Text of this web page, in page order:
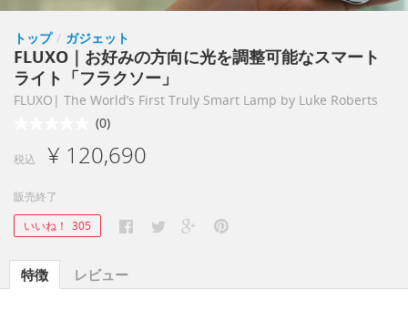
トップ / ガジェット
FLUXO｜お好みの方向に光を調整可能なスマート
ライト「フラクソー」
FLUXO| The World’s First Truly Smart Lamp by Luke Roberts
(0)
税込 ¥ 120,690
販売終了
いいね！ 305
特徴 レビュー